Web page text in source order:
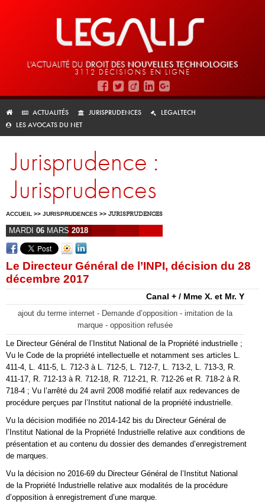
L'ACTUALITÉ DU DROIT DES NOUVELLES TECHNOLOGIES
3112 DÉCISIONS EN LIGNE
ACTUALITÉS JURISPRUDENCES
LEGALTECH
LES AVOCATS DU NET
Jurisprudence :
Jurisprudences
ACCUEIL >> JURISPRUDENCES >> JURISPRUDENCES
MARDI 06 MARS 2018
Le Directeur Général de l’INPI, décision du 28
décembre 2017
Canal + / Mme X. et Mr. Y
ajout du terme internet - Demande d’opposition - imitation de la
marque - opposition refusée
Le Directeur Général de l’Institut National de la Propriété industrielle ;
Vu le Code de la propriété intellectuelle et notamment ses articles L.
411-4, L. 411-5, L. 712-3 à L. 712-5, L. 712-7, L. 713-2, L. 713-3, R.
411-17, R. 712-13 à R. 712-18, R. 712-21, R. 712-26 et R. 718-2 à R.
718-4 ; Vu l’arrêté du 24 avril 2008 modifié relatif aux redevances de
procédure perçues par l’Institut national de la propriété industrielle.
Vu la décision modifiée no 2014-142 bis du Directeur Général de
l’Institut National de la Propriété Industrielle relative aux conditions de
présentation et au contenu du dossier des demandes d’enregistrement
de marques.
Vu la décision no 2016-69 du Directeur Général de l’Institut National
de la Propriété Industrielle relative aux modalités de la procédure
d’opposition à enregistrement d’une marque.